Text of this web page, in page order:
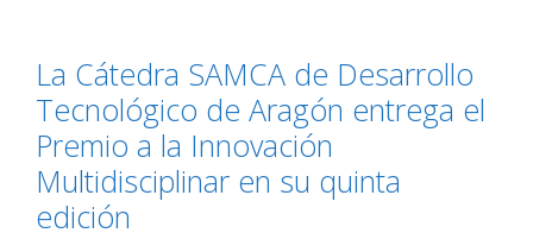
La Cátedra SAMCA de Desarrollo
Tecnológico de Aragón entrega el
Premio a la Innovación
Multidisciplinar en su quinta
edición